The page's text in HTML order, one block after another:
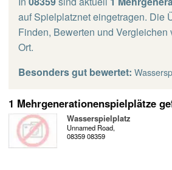
auf Spielplatznet eingetragen. Die
Finden, Bewerten und Vergleichen
Ort.
Besonders gut bewertet:
1 Mehrgenerationenspielplätze
Wasserspielplatz
Unnamed Road,
08359 08359